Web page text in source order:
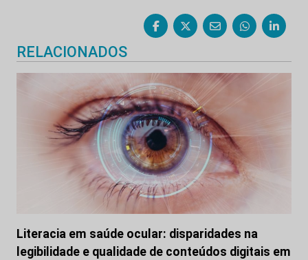
RELACIONADOS
Literacia em saúde ocular: disparidades na
legibilidade e qualidade de conteúdos digitais em